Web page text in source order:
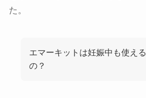
た。
エマーキットは妊娠中も使える
の？